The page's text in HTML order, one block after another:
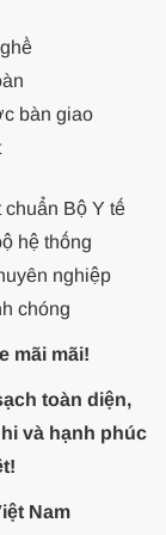
bàn giao
Bộ Y tế
hệ thống
nghiệp
chóng
mãi mãi!
toàn diện,
và hạnh phúc
Nam